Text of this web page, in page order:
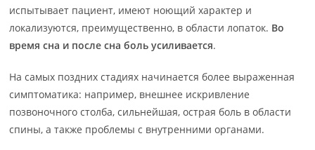
испытывает пациент, имеют ноющий характер и
локализуются, преимущественно, в области лопаток. Во
время сна и после сна боль усиливается.
На самых поздних стадиях начинается более выраженная
симптоматика: например, внешнее искривление
позвоночного столба, сильнейшая, острая боль в области
спины, а также проблемы с внутренними органами.